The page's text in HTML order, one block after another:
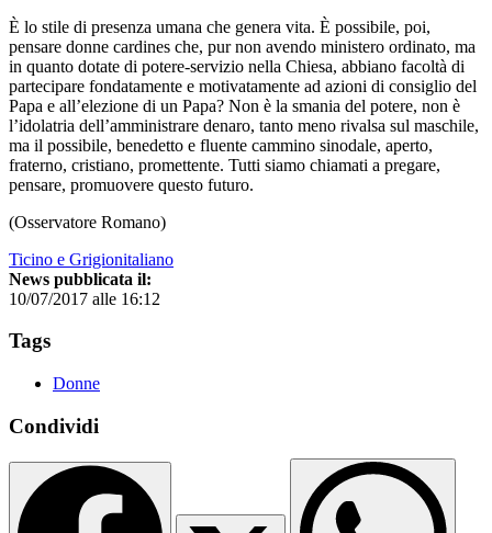
È lo stile di presenza umana che genera vita. È possibile, poi,
pensare donne cardines che, pur non avendo ministero ordinato, ma
in quanto dotate di potere-servizio nella Chiesa, abbiano facoltà di
partecipare fondatamente e motivatamente ad azioni di consiglio del
Papa e all’elezione di un Papa? Non è la smania del potere, non è
l’idolatria dell’amministrare denaro, tanto meno rivalsa sul maschile,
ma il possibile, benedetto e fluente cammino sinodale, aperto,
fraterno, cristiano, promettente. Tutti siamo chiamati a pregare,
pensare, promuovere questo futuro.
(Osservatore Romano)
Ticino e Grigionitaliano
News pubblicata il:
10/07/2017 alle 16:12
Tags
Donne
Condividi